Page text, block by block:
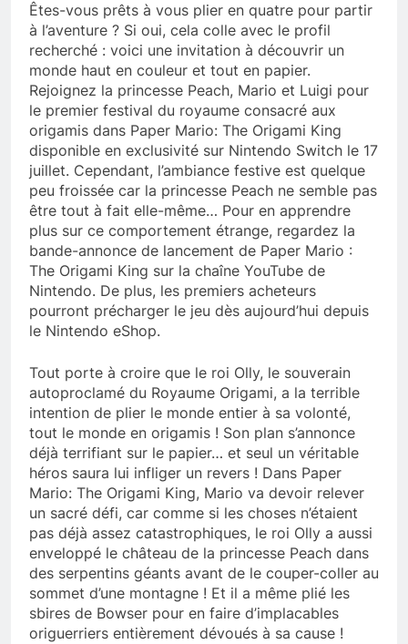
Êtes-vous prêts à vous plier en quatre pour partir
à l’aventure ? Si oui, cela colle avec le profil
recherché : voici une invitation à découvrir un
monde haut en couleur et tout en papier.
Rejoignez la princesse Peach, Mario et Luigi pour
le premier festival du royaume consacré aux
origamis dans Paper Mario: The Origami King
disponible en exclusivité sur Nintendo Switch le 17
juillet. Cependant, l’ambiance festive est quelque
peu froissée car la princesse Peach ne semble pas
être tout à fait elle-même… Pour en apprendre
plus sur ce comportement étrange, regardez la
bande-annonce de lancement de Paper Mario :
The Origami King sur la chaîne YouTube de
Nintendo. De plus, les premiers acheteurs
pourront précharger le jeu dès aujourd’hui depuis
le Nintendo eShop.
Tout porte à croire que le roi Olly, le souverain
autoproclamé du Royaume Origami, a la terrible
intention de plier le monde entier à sa volonté,
tout le monde en origamis ! Son plan s’annonce
déjà terrifiant sur le papier… et seul un véritable
héros saura lui infliger un revers ! Dans Paper
Mario: The Origami King, Mario va devoir relever
un sacré défi, car comme si les choses n’étaient
pas déjà assez catastrophiques, le roi Olly a aussi
enveloppé le château de la princesse Peach dans
des serpentins géants avant de le couper-coller au
sommet d’une montagne ! Et il a même plié les
sbires de Bowser pour en faire d’implacables
origuerriers entièrement dévoués à sa cause !